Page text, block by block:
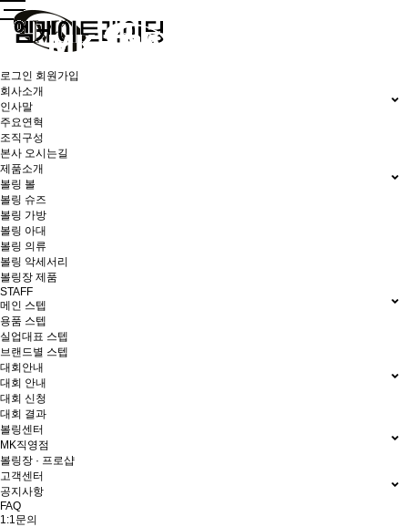
로그인 회원가입
회사소개
인사말
주요연혁
조직구성
본사 오시는길
제품소개
볼링 볼
볼링 슈즈
볼링 가방
볼링 아대
볼링 의류
볼링 악세서리
볼링장 제품
STAFF
메인 스텝
용품 스텝
실업대표 스텝
브랜드별 스텝
대회안내
대회 안내
대회 신청
대회 결과
볼링센터
MK직영점
볼링장 · 프로샵
고객센터
공지사항
FAQ
1:1문의